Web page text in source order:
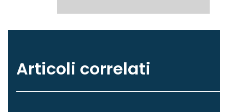
Articoli correlati